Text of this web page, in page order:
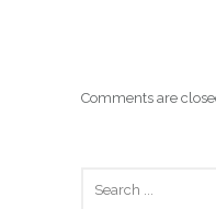
Comments are